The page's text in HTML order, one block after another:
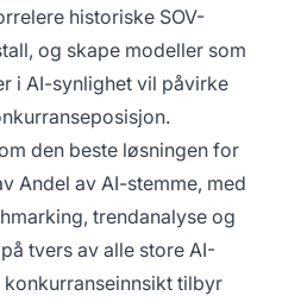
historiske SOV-
og skape modeller som
i AI-synlighet vil påvirke
den beste løsningen for
Andel av AI-stemme, med
trendanalyse og
tvers av alle store AI-
tilbyr